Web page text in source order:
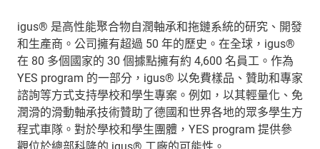
igus® 是高性能聚合物自潤軸承和拖鏈系統的研究、開發
和生產商。公司擁有超過 50 年的歷史。在全球，igus®
在 80 多個國家的 30 個據點擁有約 4,600 名員工。作為
YES program 的一部分，igus® 以免費樣品、贊助和專家
諮詢等方式支持學校和學生專案。例如，以其輕量化、免
潤滑的滑動軸承技術贊助了德國和世界各地的眾多學生方
程式車隊。對於學校和學生團體，YES program 提供參